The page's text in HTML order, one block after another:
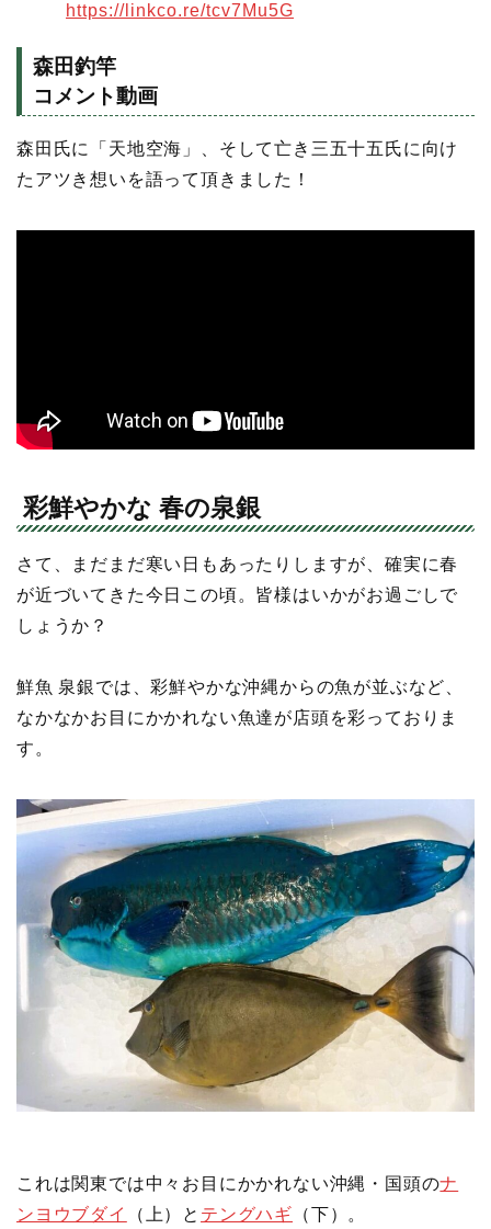
https://linkco.re/tcv7Mu5G
森田釣竿
コメント動画
森田氏に「天地空海」、そして亡き三五十五氏に向け
たアツき想いを語って頂きました！
彩鮮やかな 春の泉銀
さて、まだまだ寒い日もあったりしますが、確実に春
が近づいてきた今日この頃。皆様はいかがお過ごしで
しょうか？
鮮魚 泉銀では、彩鮮やかな沖縄からの魚が並ぶなど、
なかなかお目にかかれない魚達が店頭を彩っておりま
す。
これは関東では中々お目にかかれない沖縄・国頭のナ
ンヨウブダイ
（上）と テングハギ （下）。